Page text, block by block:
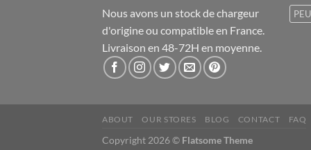
Nous avons un stock de chargeur
d'origine ou compatible en France.
Livraison en 48-72H en moyenne.
ABOUT OUR STORES BLOG CONTACT FAQ
Copyright 2026 © Flatsome Theme